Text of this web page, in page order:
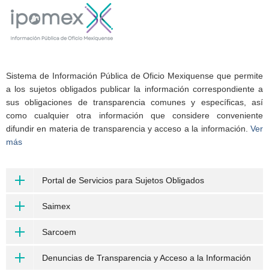
Sistema de Información Pública de Oficio Mexiquense que permite
a los sujetos obligados publicar la información correspondiente a
sus obligaciones de transparencia comunes y específicas, así
como cualquier otra información que considere conveniente
difundir en materia de transparencia y acceso a la información. Ver
más
Portal de Servicios para Sujetos Obligados
Saimex
Sarcoem
Denuncias de Transparencia y Acceso a la Información